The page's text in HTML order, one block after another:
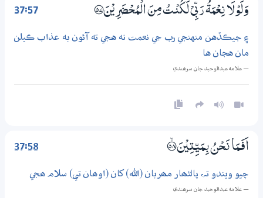
37:57 وَلَوْلَا نِعْمَةُ رَبِّيْ لَكُنْتُ مِنَ الْمُحْضَرِيْنَ ؀57
۽ جيڪڏهن منهنجي رب جي نعمت نه هجي ته آئون به عذاب ڪيلن
مان هجان ها
— علامه عبدالوحيد جان سرھندي
37:58 اَفَـمَا نَـحْنُ بِـمَيِّتِيْنَ ؀ۙ58
چيو ويندو تہ، پالڻھار مھربان (الله) کان (اوھان تي) سلام ھجي
— علامه عبدالوحيد جان سرھندي